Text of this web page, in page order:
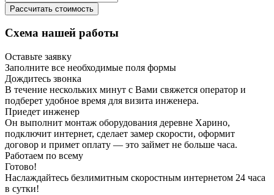
Рассчитать стоимость
Схема нашей работы
Оставьте заявку
Заполните все необходимые поля формы
Дождитесь звонка
В течение нескольких минут с Вами свяжется оператор и
подберет удобное время для визита инженера.
Приедет инженер
Он выполнит монтаж оборудования деревне Харино,
подключит интернет, сделает замер скорости, оформит
договор и примет оплату — это займет не больше часа.
Работаем по всему
Готово!
Наслаждайтесь безлимитным скоростным интернетом 24 часа
в сутки!